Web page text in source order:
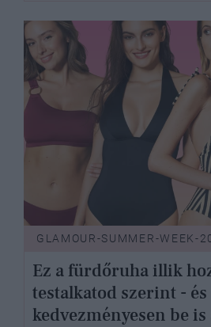
GLAMOUR-SUMMER-WEEK-
Ez a fürdőruha illik
testalkatod szerint -
kedvezményesen be